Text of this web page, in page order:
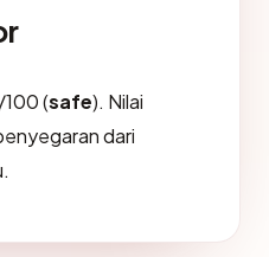
(safe). Nilai
dari